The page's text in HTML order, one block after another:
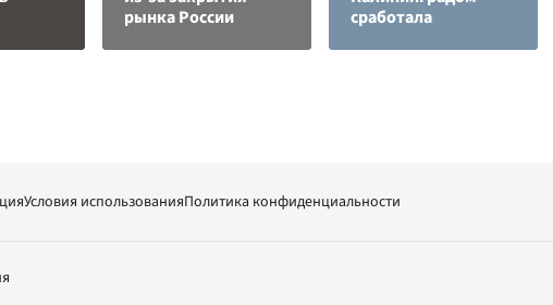
рынка России
сработала
Условия использованияПолитика конфиденциальности